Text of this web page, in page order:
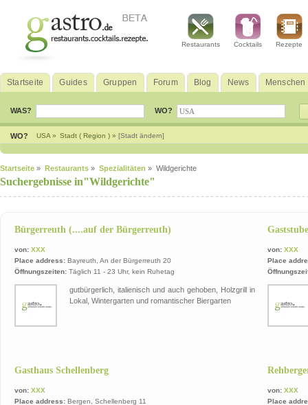
Restaurants Cocktails Rezepte
Startseite Guides Gruppen Forum Blog News Menschen
WAS? WO?
WO? USA » Stadt ( Region ) » [Stadt ändern]
Startseite » Restaurants » Spezialitäten » Wildgerichte
Suchergebnisse in"Wildgerichte"
Bürgerreuth (....auf der Bürgerreuth)
von: XXX
Place address: Bayreuth, An der Bürgerreuth 20
Öffnungszeiten: Täglich 11 - 23 Uhr, kein Ruhetag
gutbürgerlich, italienisch und auch gehoben, Holzgrill in
Lokal, Wintergarten und romantischer Biergarten
von: XXX
Place
Gasthaus Schellenberg
von: XXX
Place address: Bergen, Schellenberg 11
von: XXX
Place